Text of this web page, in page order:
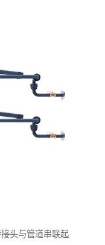
头与管道串联起